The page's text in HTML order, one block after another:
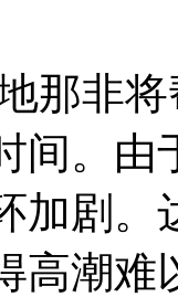
那非
间。由
加剧。
高潮